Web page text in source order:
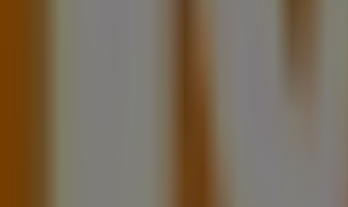
(CDMX)
Hidalgo, Tlalpan, Ciudad de México, Ciudad de México